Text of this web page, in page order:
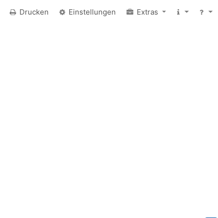
Drucken Einstellungen Extras